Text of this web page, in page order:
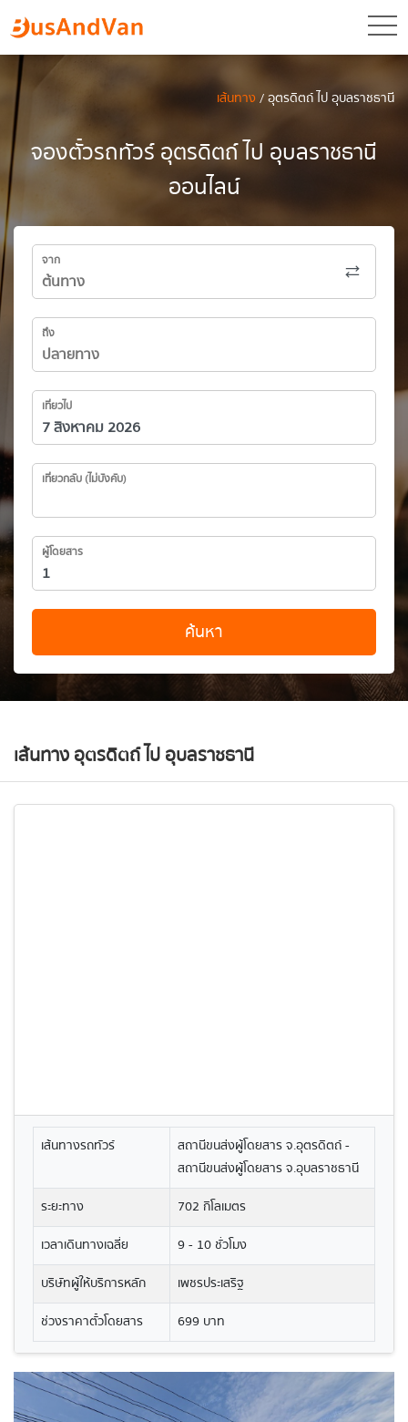
เส้นทาง/ อุตรดิตถ์ ไป อุบลราชธานี
จองตั๋วรถทัวร์ อุตรดิตถ์ ไป อุบลราชธานี
ออนไลน์
จาก
ถึง
เที่ยวไป
เที่ยวกลับ (ไม่บังคับ)
ผู้โดยสาร
ค้นหา
เส้นทาง อุตรดิตถ์ ไป อุบลราชธานี
เส้นทางรถทัวร์
สถานีขนส่งผู้โดยสาร จ.อุตรดิตถ์ -
สถานีขนส่งผู้โดยสาร จ.อุบลราชธานี
ระยะทาง
702 กิโลเมตร
เวลาเดินทางเฉลี่ย
9 - 10 ชั่วโมง
บริษัทผู้ให้บริการหลัก
เพชรประเสริฐ
ช่วงราคาตั๋วโดยสาร
699 บาท